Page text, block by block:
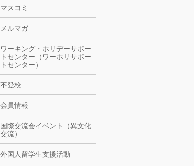
マスコミ
メルマガ
ワーキング・ホリデーサポー
トセンター（ワーホリサポー
トセンター）
不登校
会員情報
国際交流会イベント（異文化
交流）
外国人留学生支援活動